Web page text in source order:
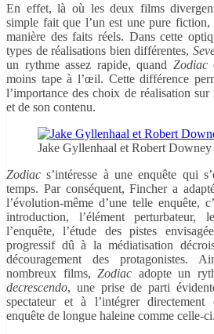
En effet, là où les deux films
simple fait que l’un est une pure fiction,
manière des faits réels. Dans cette
types de réalisations bien différentes,
un rythme assez rapide, quand Zodiac
moins tape à l’œil. Cette différence
l’importance des choix de réalisation
et de son contenu.
Jake Gyllenhaal et Robert
Zodiac s’intéresse à une enquête qui
temps. Par conséquent, Fincher a
l’évolution-même d’une telle enquête,
introduction, l’élément perturbateur,
l’enquête, l’étude des pistes
progressif dû à la médiatisation
découragement des protagonistes.
nombreux films, Zodiac adopte un
decrescendo, une prise de parti
spectateur et à l’intégrer directement
enquête de longue haleine comme celle-ci.